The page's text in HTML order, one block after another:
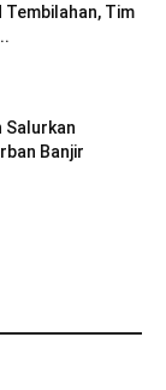
Tembilahan, Tim
Salurkan
Banjir